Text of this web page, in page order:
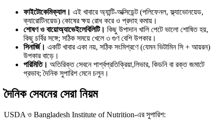
ফাইটোকেমিক্যাল। এই খাবারে অ্যান্টি-অক্সিডেন্ট (পলিফেনল, ফ্ল্যাভোনয়েড,
ক্যারোটিনয়েড) কোষের ক্ষয় রোধ করে ও প্রদাহ কমায়।
শোষণ ও বায়োঅ্যাভেইলেবিলিটি। কিছু উপাদান খালি পেটে ভালো শোষিত হয়,
কিছু চর্বির সঙ্গে; সঠিক সময়ে খেলে ৩ গুণ বেশি উপকার।
সিনার্জি। একটি খাবার একা নয়, সঠিক সংমিশ্রণে (যেমন ভিটামিন সি + আয়রন)
উপকার বাড়ে।
পরিমিতি। অতিরিক্ত সেবনে পার্শ্বপ্রতিক্রিয়া,লিভার, কিডনি বা রক্ত জমাটে
প্রভাব; দৈনিক সুপারিশ মেনে চলুন।
দৈনিক সেবনের সেরা নিয়ম
USDA ও Bangladesh Institute of Nutrition-এর সুপারিশ: